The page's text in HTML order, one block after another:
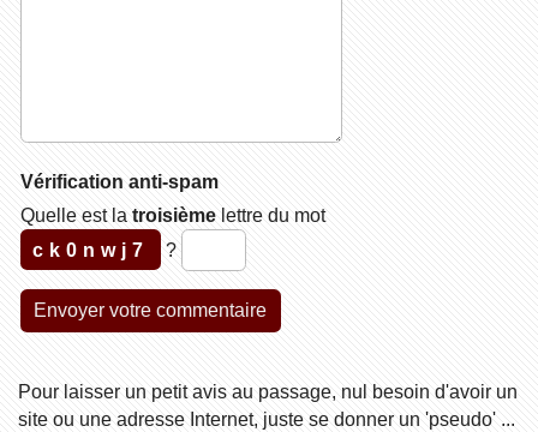
Vérification anti-spam
Quelle est la troisièmelettre du mot
ck0nwj7
?
Pour laisser un petit avis au passage, nul besoin d'avoir un
site ou une adresse Internet, juste se donner un 'pseudo' ...